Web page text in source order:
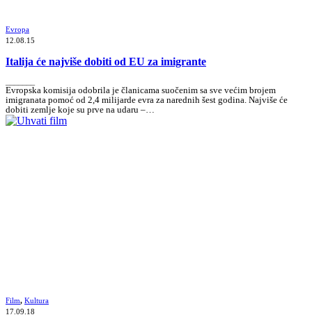
Evropa
12.08.15
Italija će najviše dobiti od EU za imigrante
Evropska komisija odobrila je članicama suočenim sa sve većim brojem
imigranata pomoć od 2,4 milijarde evra za narednih šest godina. Najviše će
dobiti zemlje koje su prve na udaru –…
Film, Kultura
17.09.18